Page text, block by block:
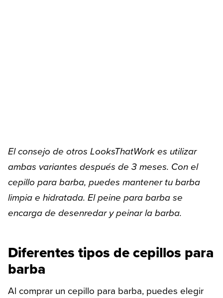
El consejo de otros LooksThatWork es utilizar
ambas variantes después de 3 meses. Con el
cepillo para barba, puedes mantener tu barba
limpia e hidratada. El peine para barba se
encarga de desenredar y peinar la barba.
Diferentes tipos de cepillos para
barba
Al comprar un cepillo para barba, puedes elegir